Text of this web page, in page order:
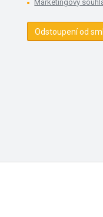
Marketingový
Odstoupení od